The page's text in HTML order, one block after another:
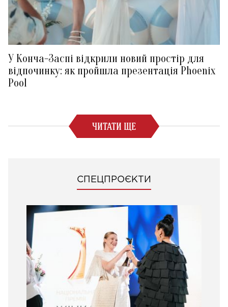
У Конча-Заспі відкрили новий простір для
відпочинку: як пройшла презентація Phoenix
Pool
ЧИТАТИ ЩЕ
СПЕЦПРОЄКТИ